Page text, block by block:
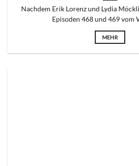
Nachdem Erik Lorenz und Lydia
Episoden 468 und 469 vom
MEHR